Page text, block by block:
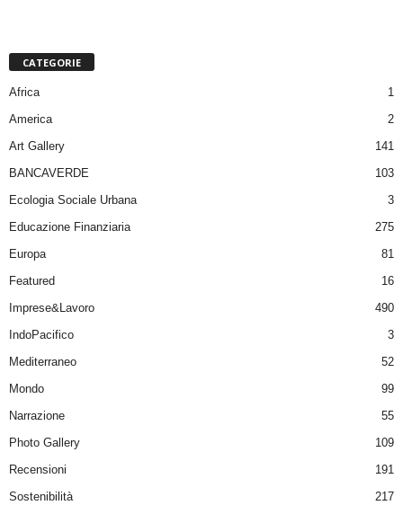
CATEGORIE
Africa
1
America
2
Art Gallery
141
BANCAVERDE
103
Ecologia Sociale Urbana
3
Educazione Finanziaria
275
Europa
81
Featured
16
Imprese&Lavoro
490
IndoPacifico
3
Mediterraneo
52
Mondo
99
Narrazione
55
Photo Gallery
109
Recensioni
191
Sostenibilità
217